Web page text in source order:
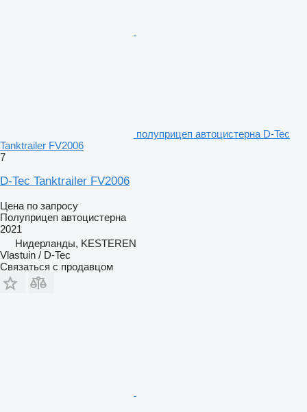
полуприцеп автоцистерна D-Tec
Tanktrailer FV2006
7
D-Tec Tanktrailer FV2006
Цена по запросу
Полуприцеп автоцистерна
2021
Нидерланды, KESTEREN
Vlastuin / D-Tec
Связаться с продавцом